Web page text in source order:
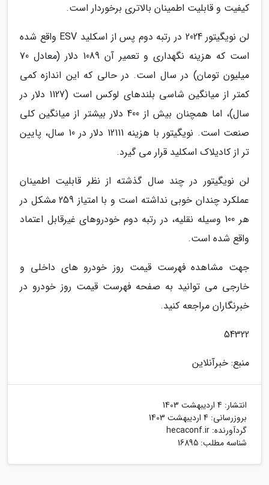
کیفیت و قابلیت اطمینان بالاتری برخوردار است.
لن نویگیتور 2024 در رتبه دوم پس از اسکلید ESV واقع شده
است که هزینه نگهداری و تعمیر آن 1089 دلار (معادل 70
میلیون تومان) در سال است. در حالی که این اندازه کمی
کمتر از میانگین شاسی بلندهای لوکس است (1127 دلار در
سال)، اما همچنان بیش از 400 دلار بیشتر از میانگین کلی
صنعت است. نویگیتور با هزینه 12111 دلار در 10 سال، پایین
تر از کادیلاک اسکلید قرار می گیرد.
لن نویگیتور در چند سال گذشته از نظر قابلیت اطمینان
عملکرد چندان خوبی نداشته است و با امتیاز 259 مشکل در
هر 100 وسیله نقلیه، در رتبه دوم خودروهای غیرقابل اعتماد
واقع شده است.
جهت مشاهده فهرست قیمت روز خودرو های داخلی و
خارجی می توانید به صفحه فهرست قیمت روز خودرو در
خبرنگاران مراجعه کنید.
54322
منبع: خبرآنلاین
انتشار: 4 اردیبهشت 1403
بروزرسانی: 4 اردیبهشت 1403
گردآورنده: hecaconf.ir
شناسه مطلب: 16895